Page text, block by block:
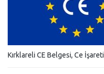
Kırklareli CE Belgesi, Ce İşareti